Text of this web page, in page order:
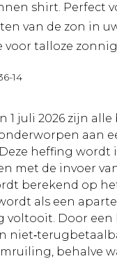
shirt. Perfect
van de zon in
voor talloze
14
1 juli 2026 zijn
aan
heffing
met de invoer
berekend op
als een
voltooit. Door
behalve